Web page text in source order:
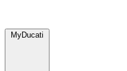
MyDucati